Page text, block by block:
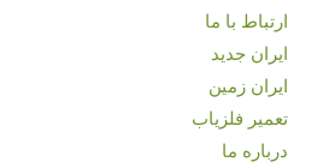
ارتباط با ما
ایران جدید
ایران زمین
تعمیر فلزیاب
درباره ما